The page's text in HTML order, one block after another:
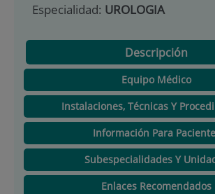
Especialidad: UROLOGIA
Descripción
Equipo Médico
Instalaciones, Técnicas Y
Información Para
Subespecialidades Y
Enlaces Recomendados